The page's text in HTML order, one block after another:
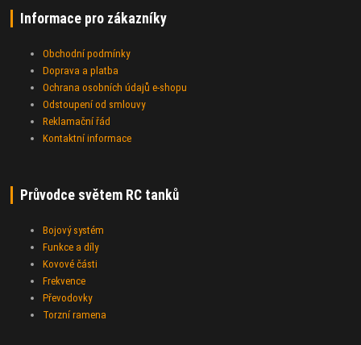
Informace pro zákazníky
Obchodní podmínky
Doprava a platba
Ochrana osobních údajů e-shopu
Odstoupení od smlouvy
Reklamační řád
Kontaktní informace
Průvodce světem RC tanků
Bojový systém
Funkce a díly
Kovové části
Frekvence
Převodovky
Torzní ramena